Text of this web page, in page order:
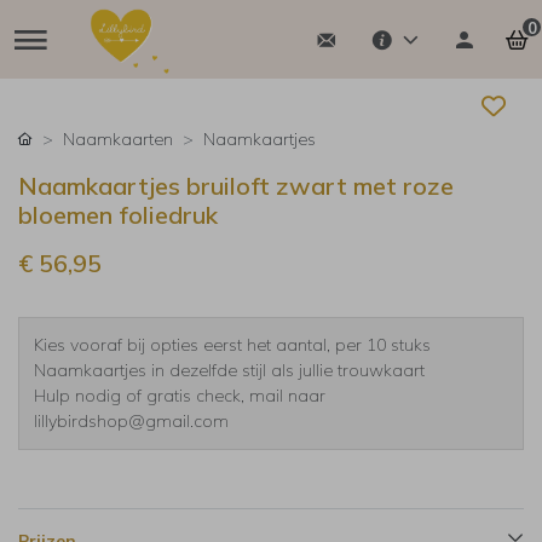
0
Naamkaarten Naamkaartjes
Naamkaartjes bruiloft zwart met roze
bloemen foliedruk
€ 56,95
Kies vooraf bij opties eerst het aantal, per 10 stuks
Naamkaartjes in dezelfde stijl als jullie trouwkaart
Hulp nodig of gratis check, mail naar
lillybirdshop@gmail.com